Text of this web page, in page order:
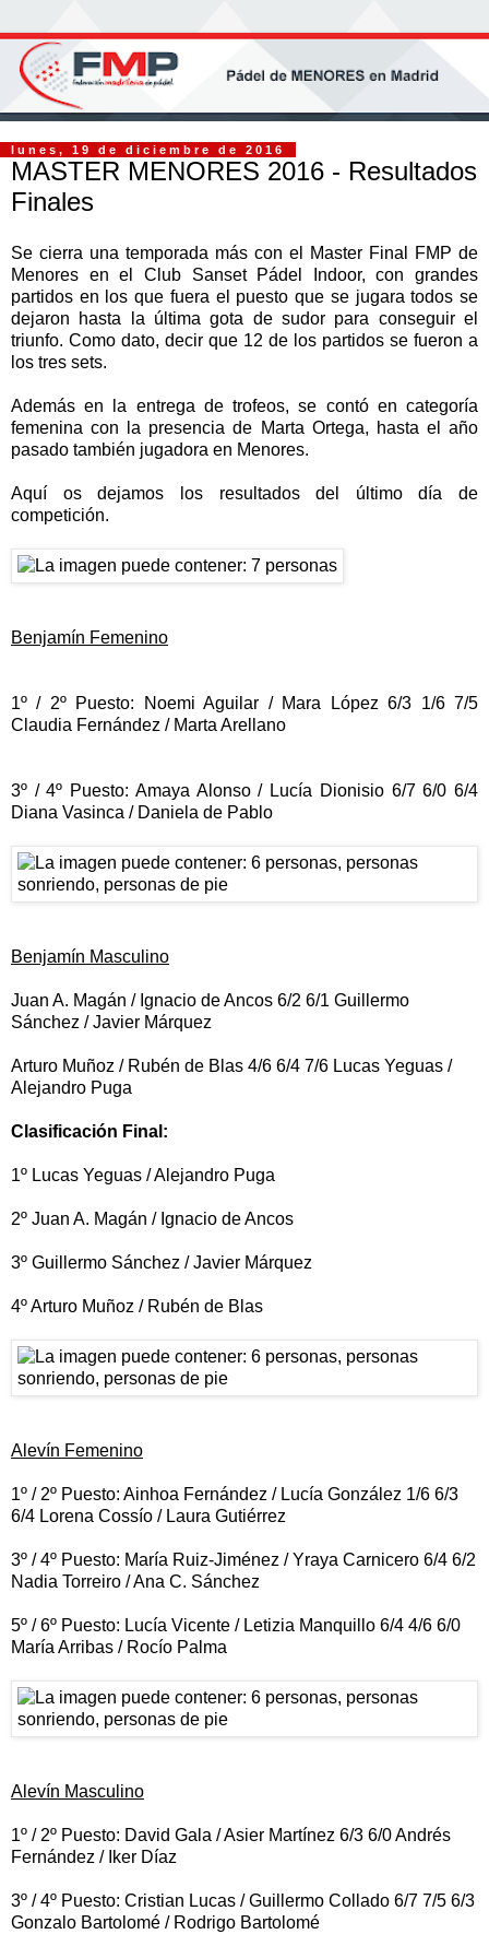
lunes, 19 de diciembre de 2016
MASTER MENORES 2016 - Resultados
Finales
Se cierra una temporada más con el Master Final FMP de
Menores en el Club Sanset Pádel Indoor, con grandes
partidos en los que fuera el puesto que se jugara todos se
dejaron hasta la última gota de sudor para conseguir el
triunfo. Como dato, decir que 12 de los partidos se fueron a
los tres sets.
Además en la entrega de trofeos, se contó en categoría
femenina con la presencia de Marta Ortega, hasta el año
pasado también jugadora en Menores.
Aquí os dejamos los resultados del último día de
competición.
Benjamín Femenino
1º / 2º Puesto: Noemi Aguilar / Mara López 6/3 1/6 7/5
Claudia Fernández / Marta Arellano
3º / 4º Puesto: Amaya Alonso / Lucía Dionisio 6/7 6/0 6/4
Diana Vasinca / Daniela de Pablo
Benjamín Masculino
Juan A. Magán / Ignacio de Ancos 6/2 6/1 Guillermo
Sánchez / Javier Márquez
Arturo Muñoz / Rubén de Blas 4/6 6/4 7/6 Lucas Yeguas /
Alejandro Puga
Clasificación Final:
1º Lucas Yeguas / Alejandro Puga
2º Juan A. Magán / Ignacio de Ancos
3º Guillermo Sánchez / Javier Márquez
4º Arturo Muñoz / Rubén de Blas
Alevín Femenino
1º / 2º Puesto: Ainhoa Fernández / Lucía González 1/6 6/3
6/4 Lorena Cossío / Laura Gutiérrez
3º / 4º Puesto: María Ruiz-Jiménez / Yraya Carnicero 6/4 6/2
Nadia Torreiro / Ana C. Sánchez
5º / 6º Puesto: Lucía Vicente / Letizia Manquillo 6/4 4/6 6/0
María Arribas / Rocío Palma
Alevín Masculino
1º / 2º Puesto: David Gala / Asier Martínez 6/3 6/0 Andrés
Fernández / Iker Díaz
3º / 4º Puesto: Cristian Lucas / Guillermo Collado 6/7 7/5 6/3
Gonzalo Bartolomé / Rodrigo Bartolomé